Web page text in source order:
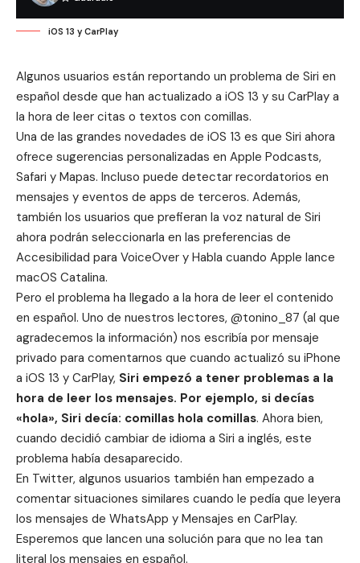
iOS 13 y CarPlay
Algunos usuarios están reportando un problema de Siri en
español desde que han actualizado a iOS 13 y su CarPlay a
la hora de leer citas o textos con comillas.
Una de las grandes novedades de iOS 13 es que Siri ahora
ofrece sugerencias personalizadas en Apple Podcasts,
Safari y Mapas. Incluso puede detectar recordatorios en
mensajes y eventos de apps de terceros. Además,
también los usuarios que prefieran la voz natural de Siri
ahora podrán seleccionarla en las preferencias de
Accesibilidad para VoiceOver y Habla cuando Apple lance
macOS Catalina.
Pero el problema ha llegado a la hora de leer el contenido
en español. Uno de nuestros lectores, @tonino_87 (al que
agradecemos la información) nos escribía por mensaje
privado para comentarnos que cuando actualizó su iPhone
a iOS 13 y CarPlay, Siri empezó a tener problemas a la
hora de leer los mensajes. Por ejemplo, si decías
«hola», Siri decía: comillas hola comillas. Ahora bien,
cuando decidió cambiar de idioma a Siri a inglés, este
problema había desaparecido.
En Twitter, algunos usuarios también han empezado a
comentar situaciones similares cuando le pedía que leyera
los mensajes de WhatsApp y Mensajes en CarPlay.
Esperemos que lancen una solución para que no lea tan
literal los mensajes en español.